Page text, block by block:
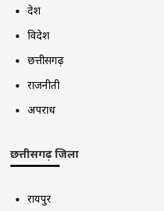
देश
विदेश
छत्तीसगढ़
राजनीती
अपराध
छत्तीसगढ़ जिला
रायपुर